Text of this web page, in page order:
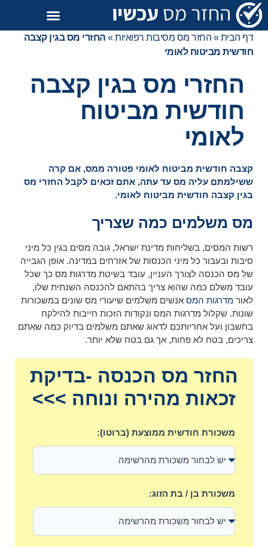
דף הבית» החזר מס מסיבות רפואיות» החזרי מס בגין קצבה
חודשית מביטוח לאומי
החזרי מס בגין קצבה
חודשית מביטוח
לאומי
קצבה חודשית מביטוח לאומי פטורה ממס, אם קרה
ששילמתם עליה מס עד עתה, אתם זכאים לקבל החזרי מס
בגין קצבה חודשית מביטוח לאומי.
מס משלמים כמה שצריך
רשות המסים, בשליחות מדינת ישראל, גובה מסים בגין כל מיני
סיבות ובעבור כל מיני הכנסות של אזרחים במדינה. אופן הגבייה
של מס הכנסה לצורך העניין, עובד בשיטת מדרגות מס כך שכל
עובד משלם כמה שהוא צריך בהתאם להכנסה השנתית שלו,
לאור מדרגות המס אנשים משלמים שיעורי מס שונים במשכורות
שונות. שקלול מדרגות המס ונקודות הזכות חייבות להילקח
בחשבון ועל אחריותכם לדאוג שאתם משלמים בדיוק כמה שאתם
צריכים, בטח לא פחות, אך גם בטח שלא יותר.
החזר מס הכנסה -בדיקת
זכאות מהירה ונוחה >>>
משכורת חודשית ממוצעת (ברוטו):
משכורת בן / בת הזוג: